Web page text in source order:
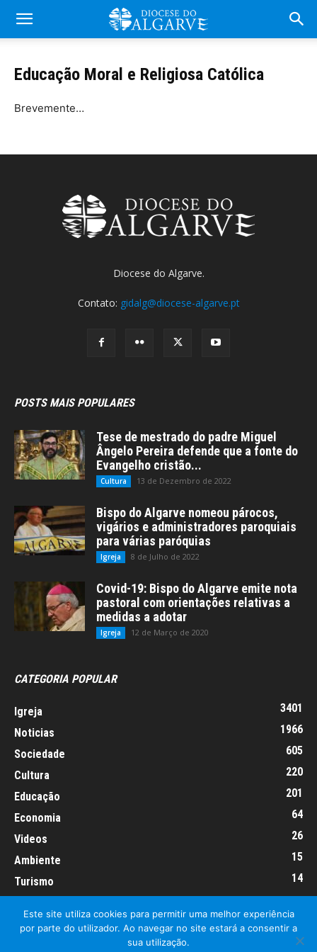
Educação Moral e Religiosa Católica
Brevemente…
Diocese do Algarve.
Contato: gidalg@diocese-algarve.pt
POSTS MAIS POPULARES
Tese de mestrado do padre Miguel
Ângelo Pereira defende que a fonte do
Evangelho cristão...
Cultura 13 de Dezembro de 2022
Bispo do Algarve nomeou párocos,
vigários e administradores paroquiais
para várias paróquias
Igreja 8 de Julho de 2022
Covid-19: Bispo do Algarve emite nota
pastoral com orientações relativas a
medidas a adotar
Igreja 12 de Março de 2020
CATEGORIA POPULAR
Igreja
3401
Noticias
1966
Sociedade
605
Cultura
220
Educação
201
Economia
64
Videos
26
Ambiente
15
Turismo
14
Informação Legal Made by algarIT.pt
Este site utiliza cookies para permitir uma melhor experiência
por parte do utilizador. Ao navegar no site estará a consentir a
sua utilização.